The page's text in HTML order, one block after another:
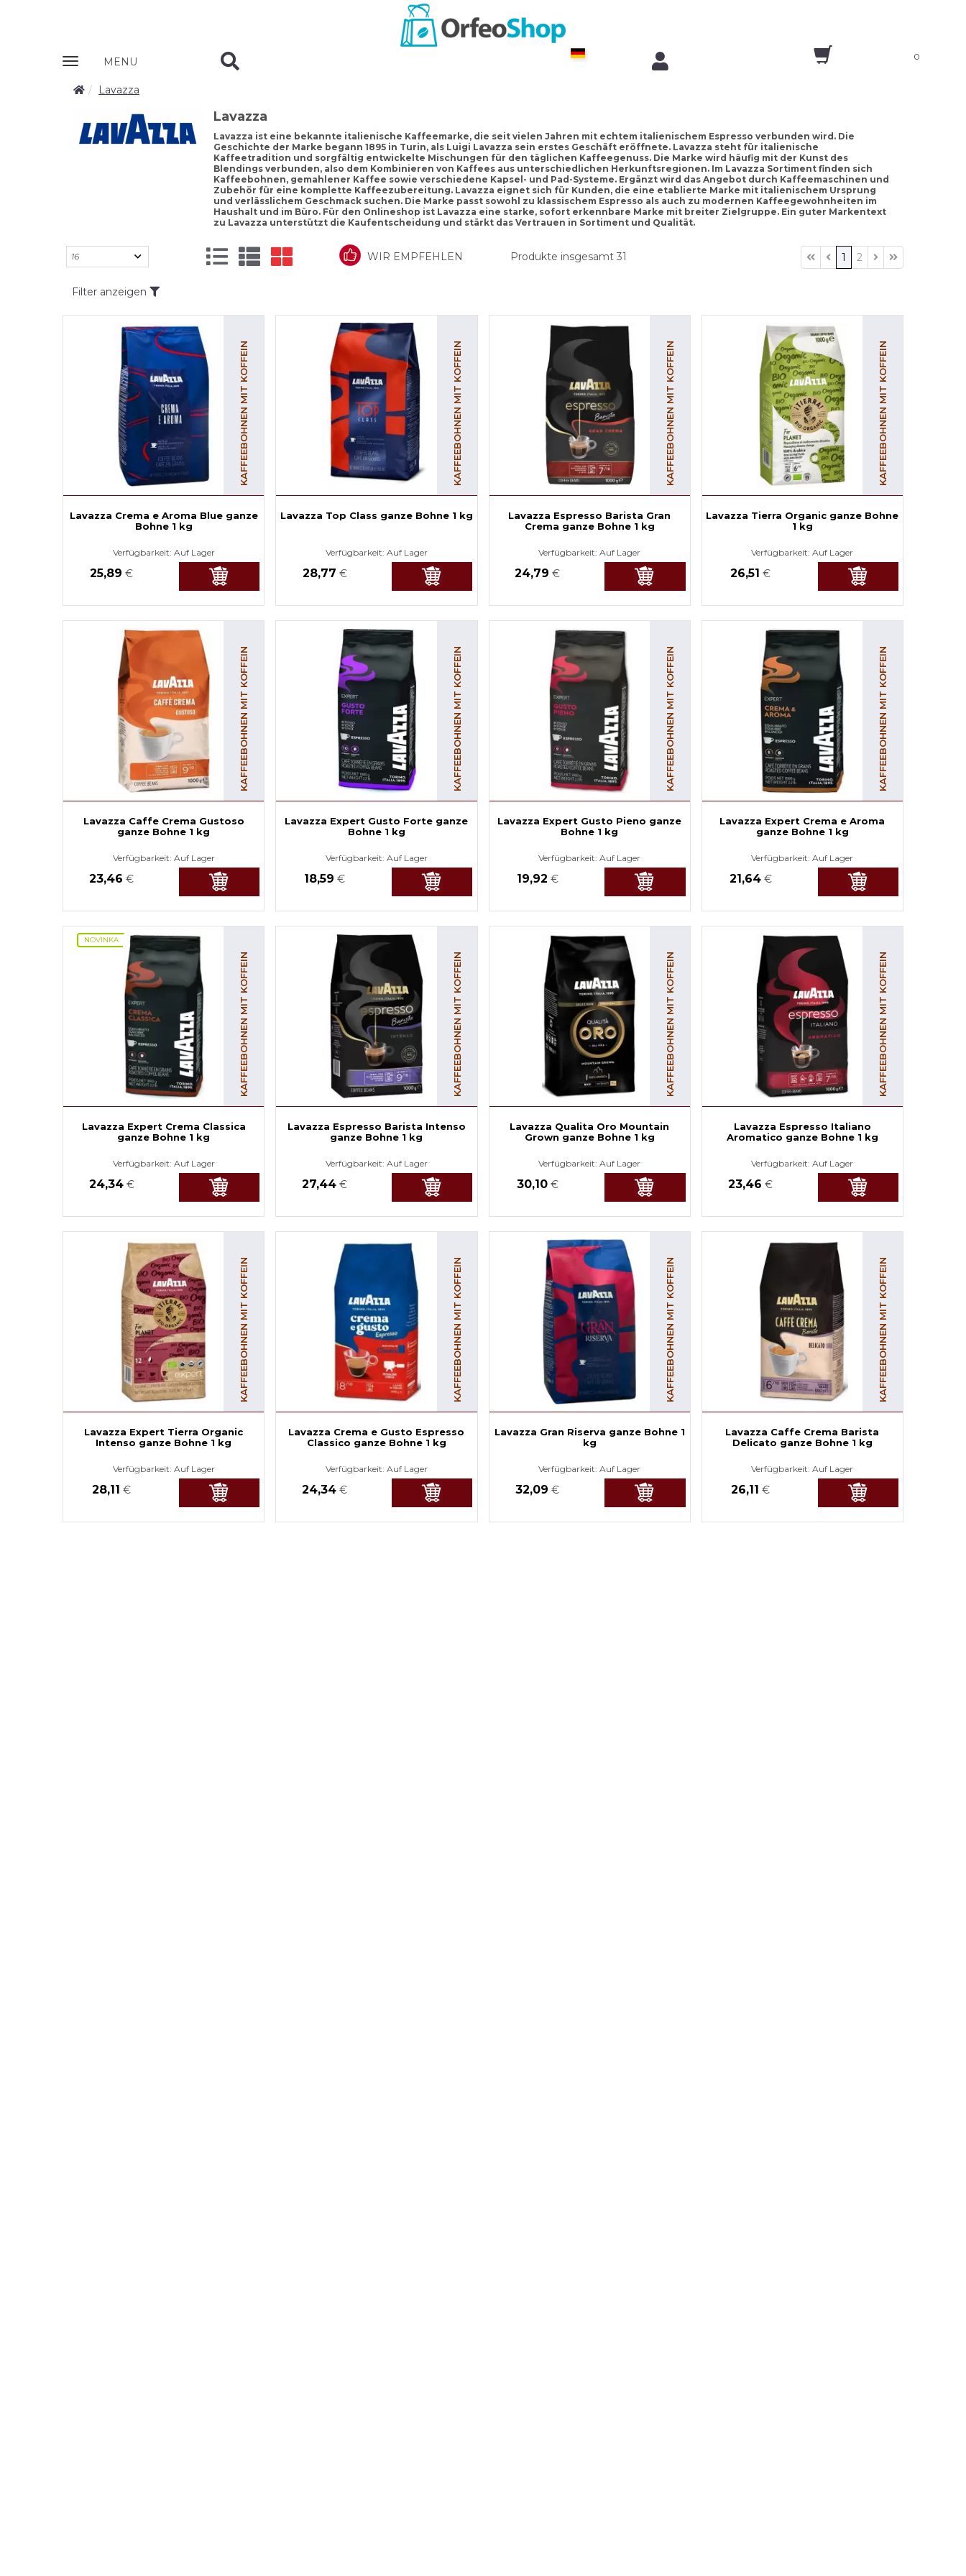
Zobrazit
MENU 0
Lavazza
Lavazza
Lavazza ist eine bekannte italienische Kaffeemarke, die seit vielen Jahren mit echtem italienischem Espresso verbunden wird. Die
Geschichte der Marke begann 1895 in Turin, als Luigi Lavazza sein erstes Geschäft eröffnete. Lavazza steht für italienische
Kaffeetradition und sorgfältig entwickelte Mischungen für den täglichen Kaffeegenuss. Die Marke wird häufig mit der Kunst des
Blendings verbunden, also dem Kombinieren von Kaffees aus unterschiedlichen Herkunftsregionen. Im Lavazza Sortiment finden sich
Kaffeebohnen, gemahlener Kaffee sowie verschiedene Kapsel- und Pad-Systeme. Ergänzt wird das Angebot durch Kaffeemaschinen und
Zubehör für eine komplette Kaffeezubereitung. Lavazza eignet sich für Kunden, die eine etablierte Marke mit italienischem Ursprung
und verlässlichem Geschmack suchen. Die Marke passt sowohl zu klassischem Espresso als auch zu modernen Kaffeegewohnheiten im
Haushalt und im Büro. Für den Onlineshop ist Lavazza eine starke, sofort erkennbare Marke mit breiter Zielgruppe. Ein guter Markentext
zu Lavazza unterstützt die Kaufentscheidung und stärkt das Vertrauen in Sortiment und Qualität.
WIR EMPFEHLEN Produkte insgesamt 31 1 2
Filter anzeigen
KAFFEEBOHNEN MIT KOFFEIN
Lavazza Crema e Aroma Blue ganze
Bohne 1 kg
Verfügbarkeit: Auf Lager
25,89 €
KAFFEEBOHNEN MIT KOFFEIN
Lavazza Top Class ganze Bohne 1 kg
Verfügbarkeit: Auf Lager
28,77 €
KAFFEEBOHNEN MIT KOFFEIN
Lavazza Espresso Barista Gran
Crema ganze Bohne 1 kg
Verfügbarkeit:Auf Lager
24,79 €
KAFFEEBOHNEN MIT KOFFEIN
Lavazza Tierra Organic ganze Bohne
1 kg
Verfügbarkeit:Auf Lager
26,51 €
KAFFEEBOHNEN MIT KOFFEIN
Lavazza Caffe Crema Gustoso
ganze Bohne 1 kg
Verfügbarkeit: Auf Lager
23,46 €
KAFFEEBOHNEN MIT KOFFEIN
Lavazza Expert Gusto Forte ganze
Bohne 1 kg
Verfügbarkeit: Auf Lager
18,59 €
KAFFEEBOHNEN MIT KOFFEIN
Lavazza Expert Gusto Pieno ganze
Bohne 1 kg
Verfügbarkeit:Auf Lager
19,92 €
KAFFEEBOHNEN MIT KOFFEIN
Lavazza Expert Crema e Aroma
ganze Bohne 1 kg
Verfügbarkeit:Auf Lager
21,64 €
NOVINKA
KAFFEEBOHNEN MIT KOFFEIN
Lavazza Expert Crema Classica
ganze Bohne 1 kg
Verfügbarkeit: Auf Lager
24,34 €
KAFFEEBOHNEN MIT KOFFEIN
Lavazza Espresso Barista Intenso
ganze Bohne 1 kg
Verfügbarkeit: Auf Lager
27,44 €
KAFFEEBOHNEN MIT KOFFEIN
Lavazza Qualita Oro Mountain
Grown ganze Bohne 1 kg
Verfügbarkeit:Auf Lager
30,10 €
KAFFEEBOHNEN MIT KOFFEIN
Lavazza Espresso Italiano
Aromatico ganze Bohne 1 kg
Verfügbarkeit:Auf Lager
23,46 €
KAFFEEBOHNEN MIT KOFFEIN
Lavazza Expert Tierra Organic
Intenso ganze Bohne 1 kg
Verfügbarkeit: Auf Lager
28,11 €
KAFFEEBOHNEN MIT KOFFEIN
Lavazza Crema e Gusto Espresso
Classico ganze Bohne 1 kg
Verfügbarkeit: Auf Lager
24,34 €
KAFFEEBOHNEN MIT KOFFEIN
Lavazza Gran Riserva ganze Bohne 1
kg
Verfügbarkeit:Auf Lager
32,09 €
KAFFEEBOHNEN MIT KOFFEIN
Lavazza Caffe Crema Barista
Delicato ganze Bohne 1 kg
Verfügbarkeit:Auf Lager
26,11 €